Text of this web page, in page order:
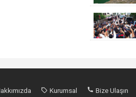
Kurumsal Bize Ulaşın